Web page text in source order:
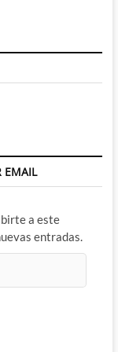
EMAIL
a este
entradas.